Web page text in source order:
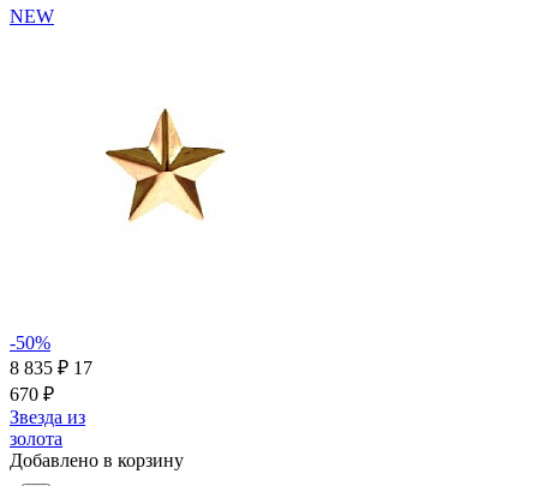
NEW
-50%
8 835 ₽ 17
670 ₽
Звезда из
золота
Добавлено в корзину